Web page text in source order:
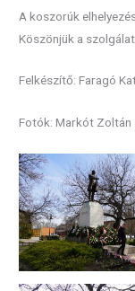
A koszorúk
Köszönjük a
Felkészítő: Faragó
Fotók: Markót Zoltán